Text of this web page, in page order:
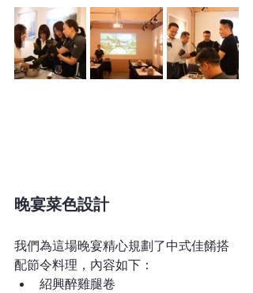
晚宴菜色設計
我們為這場晚宴精心規劃了中式佳餚搭
配節令料理，內容如下：
紹興醉雞腿卷